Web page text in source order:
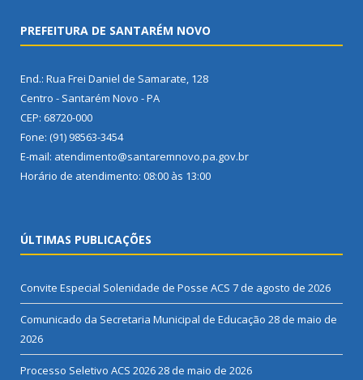
PREFEITURA DE SANTARÉM NOVO
End.: Rua Frei Daniel de Samarate, 128
Centro - Santarém Novo - PA
CEP: 68720-000
Fone: (91) 98563-3454
E-mail: atendimento@santaremnovo.pa.gov.br
Horário de atendimento: 08:00 às 13:00
ÚLTIMAS PUBLICAÇÕES
Convite Especial Solenidade de Posse ACS 7 de agosto de 2026
Comunicado da Secretaria Municipal de Educação 28 de maio de
2026
Processo Seletivo ACS 202628 de maio de 2026